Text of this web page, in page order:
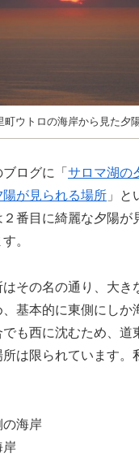
町ウトロの海岸から見た夕
ログに「 サロマ湖の
が見られる場所 」と
番目に綺麗な夕陽が
。
その名の通り、大き
基本的に東側にしか
も西に沈むため、道
は限られています。
の海岸
岸